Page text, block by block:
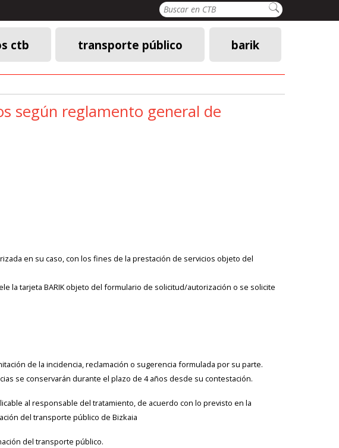
Buscar
ctb transporte público barik
según reglamento general de
en su caso, con los fines de la prestación de servicios objeto del
la tarjeta BARIK objeto del formulario de solicitud/autorización o se solicite
de la incidencia, reclamación o sugerencia formulada por su parte.
se conservarán durante el plazo de 4 años desde su contestación.
al responsable del tratamiento, de acuerdo con lo previsto en la
del transporte público de Bizkaia
del transporte público.